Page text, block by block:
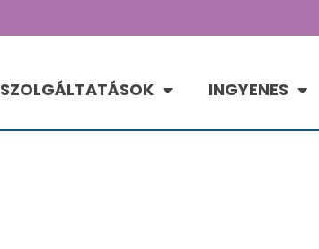
SZOLGÁLTATÁSOK INGYENES